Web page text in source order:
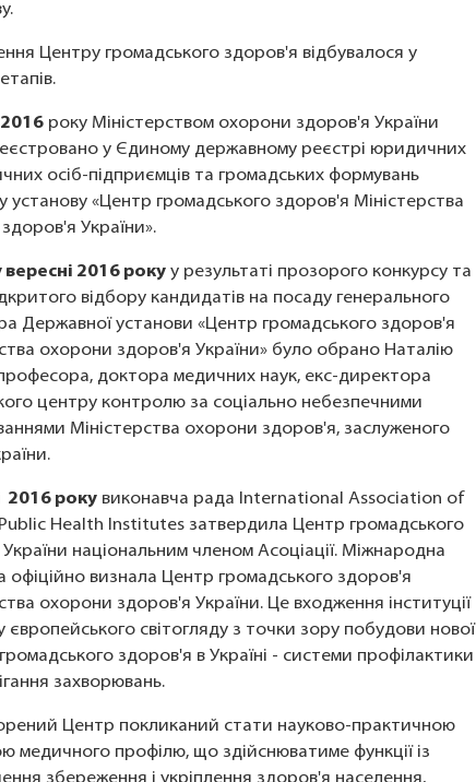
Центру громадського здоров'я відбувалося у
2016 року Міністерством охорони здоров'я України
у Єдиному державному реєстрі юридичних
осіб-підприємців та громадських формувань
установу «Центр громадського здоров'я Міністерства
України».
вересні 2016 року у результаті прозорого конкурсу та
відбору кандидатів на посаду генерального
Державної установи «Центр громадського здоров'я
охорони здоров'я України» було обрано Наталію
доктора медичних наук, екс-директора
центру контролю за соціально небезпечними
Міністерства охорони здоров'я, заслуженого
2016 року виконавча рада International Association of
Health Institutes затвердила Центр громадського
національним членом Асоціації. Міжнародна
офіційно визнала Центр громадського здоров'я
охорони здоров'я України. Це входження інституції
європейського світогляду з точки зору побудови нової
здоров'я в Україні - системи профілактики
захворювань.
Центр покликаний стати науково-практичною
медичного профілю, що здійснюватиме функції із